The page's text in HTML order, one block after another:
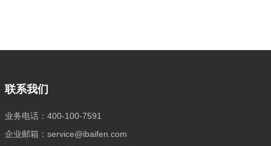
联系我们
业务电话：400-100-7591
企业邮箱：service@ibaifen.com